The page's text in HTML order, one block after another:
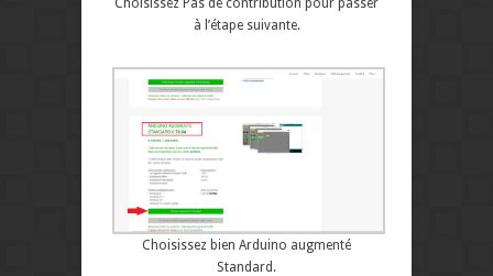
Choisissez Pas de contribution pour passer
à l’étape suivante.
Choisissez bien Arduino augmenté
Standard.